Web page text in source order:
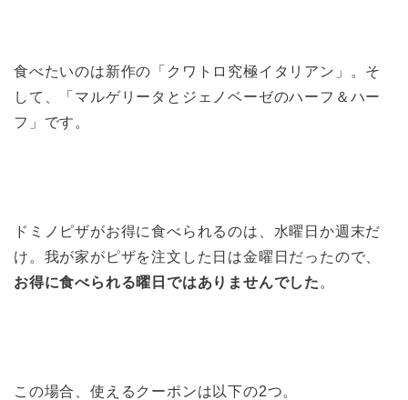
食べたいのは新作の「クワトロ究極イタリアン」。そ
して、「マルゲリータとジェノベーゼのハーフ＆ハー
フ」です。
ドミノピザがお得に食べられるのは、水曜日か週末だ
け。我が家がピザを注文した日は金曜日だったので、
お得に食べられる曜日ではありませんでした 。
この場合、使えるクーポンは以下の2つ。